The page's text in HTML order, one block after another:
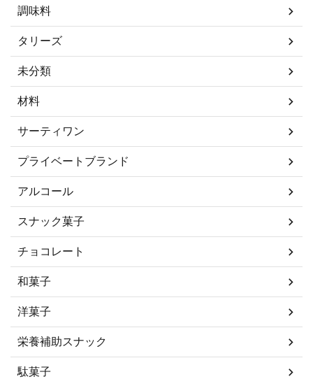
調味料
タリーズ
未分類
材料
サーティワン
プライベートブランド
アルコール
スナック菓子
チョコレート
和菓子
洋菓子
栄養補助スナック
駄菓子